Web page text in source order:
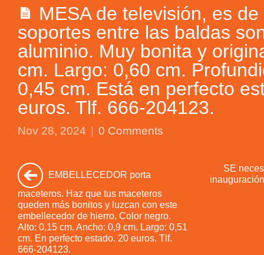
MESA de televisión, es
soportes entre las baldas
aluminio. Muy bonita y
cm. Largo: 0,60 cm.
0,45 cm. Está en perfecto
euros. Tlf. 666-204123.
Nov 28, 2024 0 Comments
EMBELLECEDOR porta
maceteros. Haz que tus maceteros
queden más bonitos y luzcan con este
embellecedor de hierro. Color negro.
Alto: 0,15 cm. Ancho: 0,9 cm. Largo: 0,51
cm. En perfecto estado. 20 euros. Tlf.
666-204123.
SE